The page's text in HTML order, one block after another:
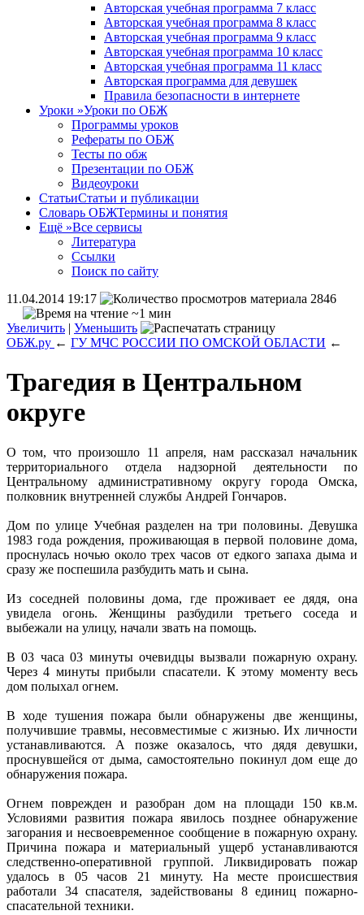
Авторская учебная программа 7 класс
Авторская учебная программа 8 класс
Авторская учебная программа 9 класс
Авторская учебная программа 10 класс
Авторская учебная программа 11 класс
Авторская программа для девушек
Правила безопасности в интернете
Уроки »Уроки по ОБЖ
Программы уроков
Рефераты по ОБЖ
Тесты по обж
Презентации по ОБЖ
Видеоуроки
СтатьиСтатьи и публикации
Словарь ОБЖТермины и понятия
Ещё »Все сервисы
Литература
Ссылки
Поиск по сайту
11.04.2014 19:17
2846
~1 мин
Увеличить | Уменьшить
ОБЖ.ру ← ГУ МЧС РОССИИ ПО ОМСКОЙ ОБЛАСТИ ←
Трагедия в Центральном
округе
О том, что произошло 11 апреля, нам рассказал начальник
территориального отдела надзорной деятельности по
Центральному административному округу города Омска,
полковник внутренней службы Андрей Гончаров.
Дом по улице Учебная разделен на три половины. Девушка
1983 года рождения, проживающая в первой половине дома,
проснулась ночью около трех часов от едкого запаха дыма и
сразу же поспешила разбудить мать и сына.
Из соседней половины дома, где проживает ее дядя, она
увидела огонь. Женщины разбудили третьего соседа и
выбежали на улицу, начали звать на помощь.
В 03 часа 03 минуты очевидцы вызвали пожарную охрану.
Через 4 минуты прибыли спасатели. К этому моменту весь
дом полыхал огнем.
В ходе тушения пожара были обнаружены две женщины,
получившие травмы, несовместимые с жизнью. Их личности
устанавливаются. А позже оказалось, что дядя девушки,
проснувшейся от дыма, самостоятельно покинул дом еще до
обнаружения пожара.
Огнем поврежден и разобран дом на площади 150 кв.м.
Условиями развития пожара явилось позднее обнаружение
загорания и несвоевременное сообщение в пожарную охрану.
Причина пожара и материальный ущерб устанавливаются
следственно-оперативной группой. Ликвидировать пожар
удалось в 05 часов 21 минуту. На месте происшествия
работали 34 спасателя, задействованы 8 единиц пожарно-
спасательной техники.